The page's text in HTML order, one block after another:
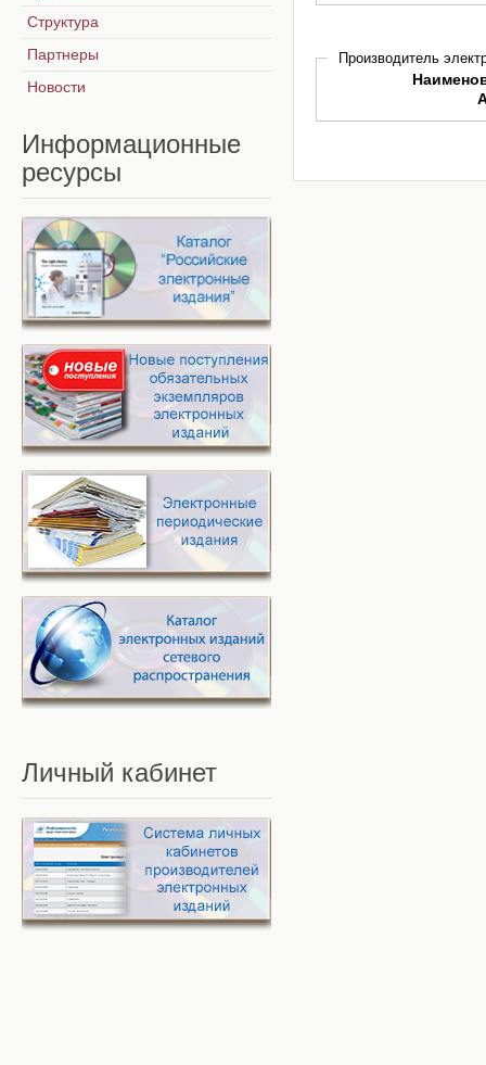
Производитель
Структура
Партнеры
Новости
Информационные
ресурсы
Личный кабинет